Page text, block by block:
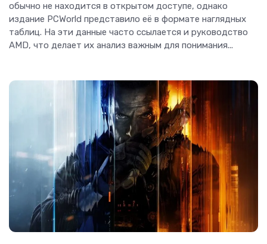
обычно не находится в открытом доступе, однако
издание PCWorld представило её в формате наглядных
таблиц. На эти данные часто ссылается и руководство
AMD, что делает их анализ важным для понимания...